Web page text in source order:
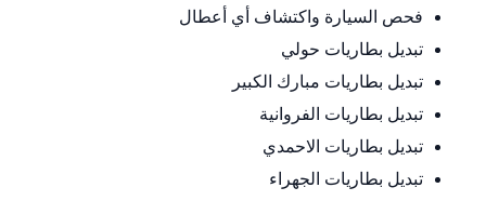
فحص السيارة واكتشاف أي أعطال
تبديل بطاريات حولي
تبديل بطاريات مبارك الكبير
تبديل بطاريات الفروانية
تبديل بطاريات الاحمدي
تبديل بطاريات الجهراء